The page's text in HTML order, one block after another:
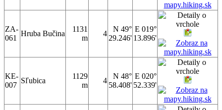
ZA-
061
Hruba Bučina
1131
m
4
N 49°
29.246'
E 019°
13.896'
KE-
007
Sľubica
1129
m
4
N 48°
58.408'
E 020°
52.339'